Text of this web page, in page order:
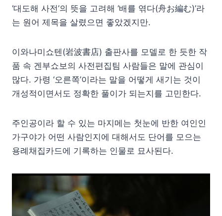
‘대도해 사전’의 뜻을 고려해 ‘배를 엮다(舟お編む)’라
는 원어 제목을 살렸으면 좋았겠지만.
이와나미쇼텐(岩波書店) 출판사를 모델로 한 듯한 작
품 속 겐부쇼보의 사전편집팀 사람들은 말에 관심이
많다. 가령 ‘오른쪽’이라는 말을 어떻게 새기는 것이
개성적이면서도 정확한 풀이가 되는지를 고민한다.
주인공이라 할 수 있는 마지메는 첫눈에 반한 여인인
가구야가 어떤 사람인지에 대해서도 단어를 모으는
용례채집카드에 기록하는 인물로 묘사된다.